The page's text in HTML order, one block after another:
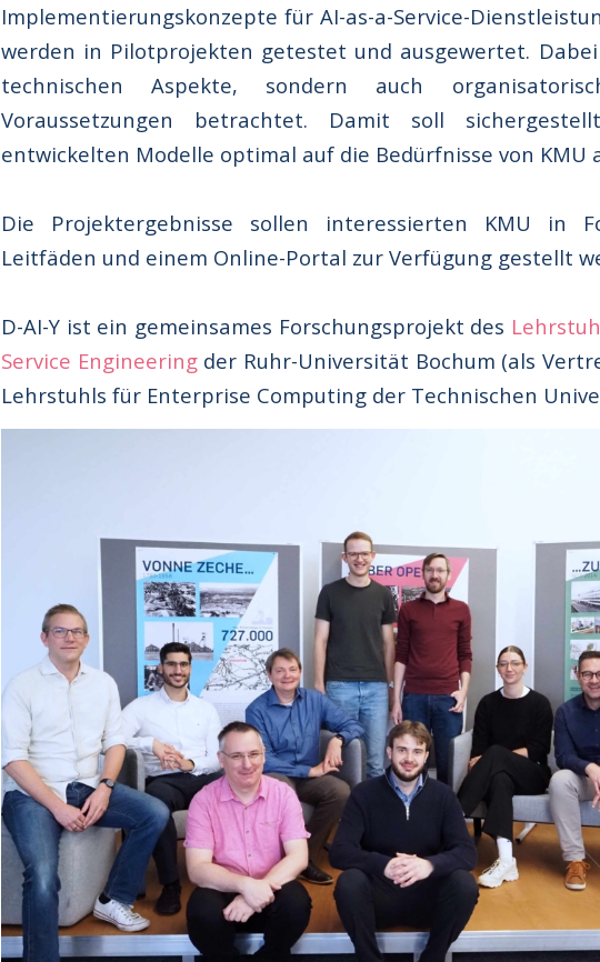
Implementierungskonzepte für AI-as-a-Service-
werden in Pilotprojekten getestet und ausgewertet.
technischen Aspekte, sondern auch
Voraussetzungen betrachtet. Damit soll
entwickelten Modelle optimal auf die Bedürfnisse von KMU
Die Projektergebnisse sollen interessierten KMU in
Leitfäden und einem Online-Portal zur Verfügung gestellt
D-AI-Y ist ein gemeinsames Forschungsprojekt des
Service Engineeringder Ruhr-Universität Bochum (als
Lehrstuhls für Enterprise Computing der Technischen